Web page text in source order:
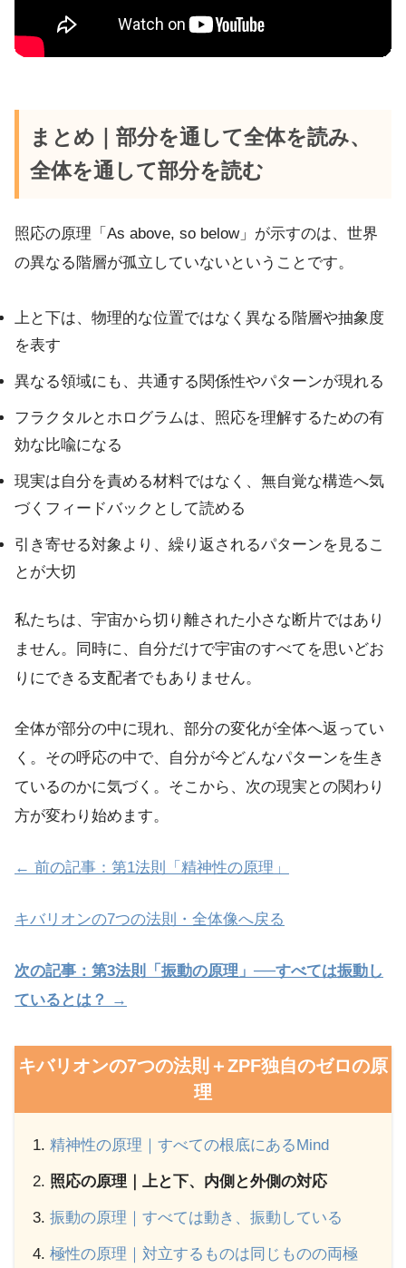
まとめ｜部分を通して全体を読み、
全体を通して部分を読む
照応の原理「As above, so below」が示すのは、世界
の異なる階層が孤立していないということです。
上と下は、物理的な位置ではなく異なる階層や抽象度
を表す
異なる領域にも、共通する関係性やパターンが現れる
フラクタルとホログラムは、照応を理解するための有
効な比喩になる
現実は自分を責める材料ではなく、無自覚な構造へ気
づくフィードバックとして読める
引き寄せる対象より、繰り返されるパターンを見るこ
とが大切
私たちは、宇宙から切り離された小さな断片ではあり
ません。同時に、自分だけで宇宙のすべてを思いどお
りにできる支配者でもありません。
全体が部分の中に現れ、部分の変化が全体へ返ってい
く。その呼応の中で、自分が今どんなパターンを生き
ているのかに気づく。そこから、次の現実との関わり
方が変わり始めます。
← 前の記事：第1法則「精神性の原理」
キバリオンの7つの法則・全体像へ戻る
次の記事：第3法則「振動の原理」──すべては振動し
ているとは？ →
キバリオンの7つの法則＋ZPF独自のゼロの原
理
精神性の原理｜すべての根底にあるMind
照応の原理｜上と下、内側と外側の対応
振動の原理｜すべては動き、振動している
極性の原理｜対立するものは同じものの両極